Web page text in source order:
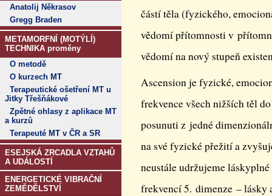
Anatolij Někrasov
Gregg Braden
METAMORFNÍ (MOTÝLÍ)
TECHNIKA proměny
O metodě
O kurzech MT
Terapeutické ošetření MT u
Jitky Třešňákové
Zpětné ohlasy z aplikace MT
a kurzů
Terapeuté MT v ČR a SR
ESEJSKÁ ZRCADLA VZTAHŮ
A UDÁLOSTÍ
ENERGETICKÉ VIBRAČNÍ
ZEMĚDĚLSTVÍ
částí těla (fyzického,
vědomí přítomnosti v
vědomí na nový stupeň
Ascension je fyzické,
frekvence všech nižších těl
posunuti z jedné
na své fyzické přežití a
neustále udržujeme
frekvencí 5. dimenze – lásky